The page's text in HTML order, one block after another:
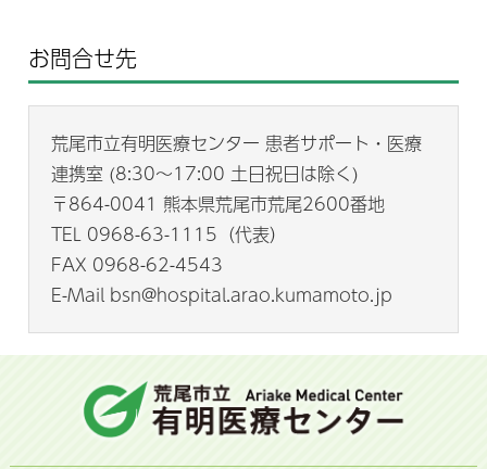
お問合せ先
荒尾市立有明医療センター 患者サポート・医療
連携室 (8:30～17:00 土日祝日は除く)
〒864-0041 熊本県荒尾市荒尾2600番地
TEL 0968-63-1115（代表）
FAX 0968-62-4543
E-Mail bsn@hospital.arao.kumamoto.jp